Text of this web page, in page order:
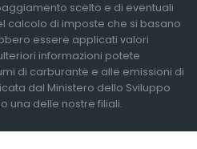
scelto e di eventuali
calcolo di imposte che si basano
essere applicati valori
informazioni potete
di carburante e alle emissioni di
dal Ministero dello Sviluppo
una delle nostre filiali.